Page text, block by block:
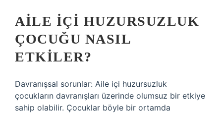
AILE IÇI HUZURSUZLUK
ÇOCUĞU NASIL
ETKILER?
Davranışsal sorunlar: Aile içi huzursuzluk
çocukların davranışları üzerinde olumsuz bir etkiye
sahip olabilir. Çocuklar böyle bir ortamda